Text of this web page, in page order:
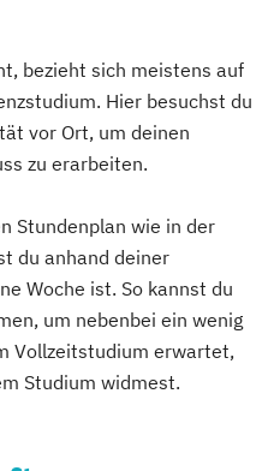
bezieht sich meistens auf
Hier besuchst du
vor Ort, um deinen
zu erarbeiten.
Stundenplan wie in der
du anhand deiner
Woche ist. So kannst du
um nebenbei ein wenig
Vollzeitstudium erwartet,
Studium widmest.